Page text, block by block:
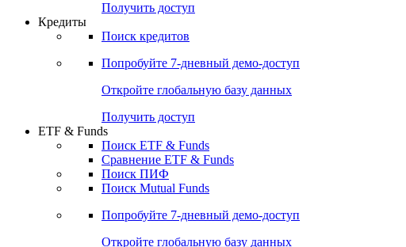
Получить доступ
Кредиты
Поиск кредитов
Попробуйте 7-дневный демо-доступ
Откройте глобальную базу данных
Получить доступ
ETF & Funds
Поиск ETF & Funds
Сравнение ETF & Funds
Поиск ПИФ
Поиск Mutual Funds
Попробуйте 7-дневный демо-доступ
Откройте глобальную базу данных